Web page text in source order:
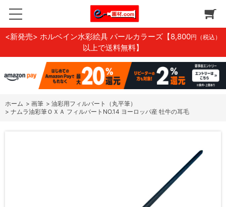
<新発売> ホルベイン水彩絵具 パールカラーズ 【8,800円（税込）
以上で送料無料】
ホーム > 画筆 > 油彩用フィルバート（丸平筆）
> ナムラ油彩筆ＯＸＡ フィルバートNO.14 ヨーロッパ産 牡牛の耳毛